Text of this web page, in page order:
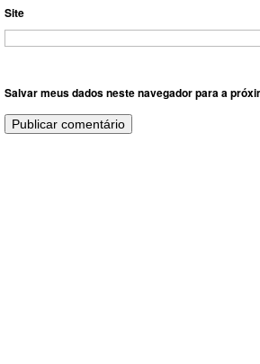
Site
Salvar meus dados neste navegador para a